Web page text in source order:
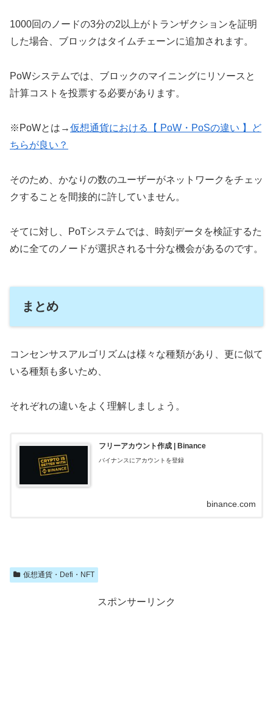
1000回のノードの3分の2以上がトランザクションを証明
した場合、ブロックはタイムチェーンに追加されます。
PoWシステムでは、ブロックのマイニングにリソースと
計算コストを投票する必要があります。
※PoWとは→仮想通貨における【 PoW・PoSの違い 】ど
ちらが良い？
そのため、かなりの数のユーザーがネットワークをチェッ
クすることを間接的に許していません。
そてに対し、PoTシステムでは、時刻データを検証するた
めに全てのノードが選択される十分な機会があるのです。
まとめ
コンセンサスアルゴリズムは様々な種類があり、更に似て
いる種類も多いため、
それぞれの違いをよく理解しましょう。
フリーアカウント作成 | Binance
バイナンスにアカウントを登録
binance.com
仮想通貨・Defi・NFT
スポンサーリンク